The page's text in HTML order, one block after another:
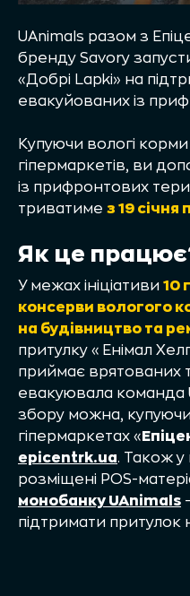
UAnimals разом з
бренду Savory
«Добрі Lapki» на
евакуйованих із
Купуючи вологі
гіпермаркетів, ви
із прифронтових
триватиме з 19 січня
Як це
У межах ініціативи 10
консерви вологого
на будівництво та
притулку «Енімал
приймає врятованих
евакуювала команда
збору можна,
гіпермаркетах «
epicentrk.ua. Також у
розміщені POS-
монобанку UAnimals
підтримати притулок